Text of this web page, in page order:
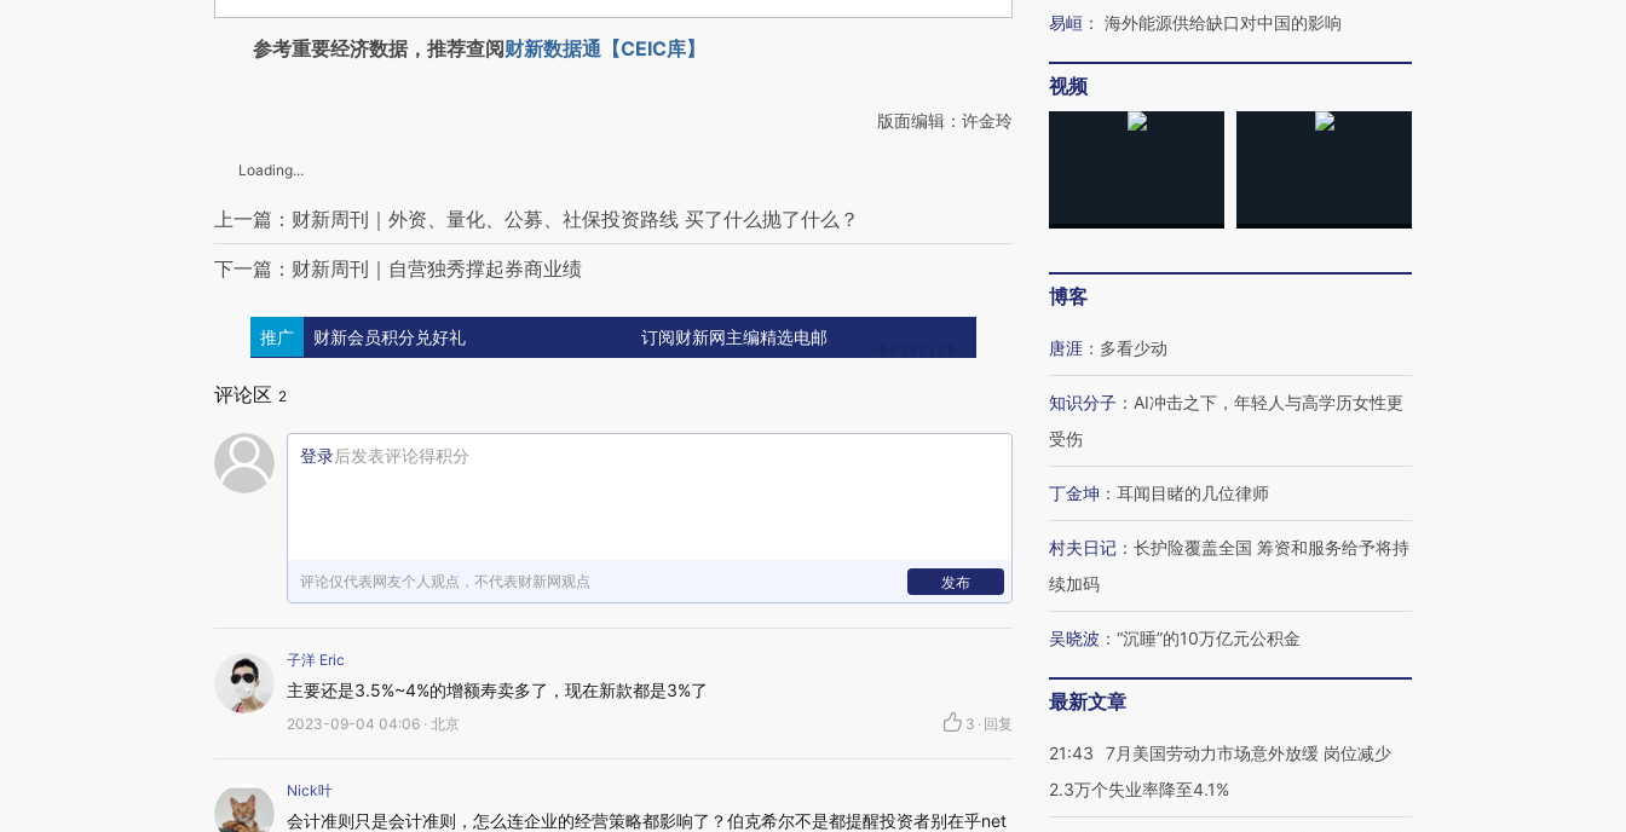
参考重要经济数据，推荐查阅财新数据通【CEIC库】
版面编辑：许金玲
Loading...
上一篇：财新周刊｜外资、量化、公募、社保投资路线 买了什么抛了什么？
下一篇：财新周刊｜自营独秀撑起券商业绩
推广 财新会员积分兑好礼 订阅财新网主编精选电邮
评论区 2
登录后发表评论得积分
评论仅代表网友个人观点，不代表财新网观点 发布
子洋 Eric
主要还是3.5%~4%的增额寿卖多了，现在新款都是3%了
2023-09-04 04:06 · 北京 3 · 回复
Nick叶
会计准则只是会计准则，怎么连企业的经营策略都影响了？伯克希尔不是都提醒投资者别在乎net
易峘 ： 海外能源供给缺口对中国的影响
视频
博客
唐涯 ： 多看少动
知识分子 ： AI冲击之下，年轻人与高学历女性更
受伤
丁金坤 ： 耳闻目睹的几位律师
村夫日记 ： 长护险覆盖全国 筹资和服务给予将持
续加码
吴晓波 ： “沉睡”的10万亿元公积金
最新文章
21:43
7月美国劳动力市场意外放缓 岗位减少
2.3万个失业率降至4.1%